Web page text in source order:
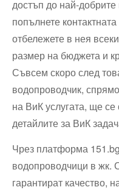
достъп до най-
попълнете
отбележете в нея
размер на бюджета и
Съвсем скоро след
водопроводчик,
на ВиК услугата, ще
детайлите за ВиК
Чрез платформа
водопроводчици в жк.
гарантират качество,